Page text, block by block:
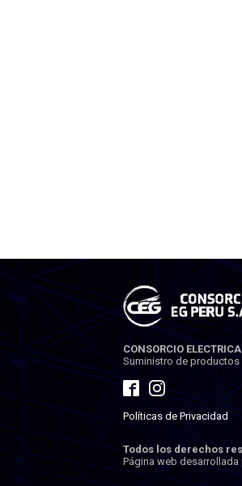
CONSORCIO
Suministro de productos
Políticas de Privacidad
Todos los derechos
Página web desarrollada